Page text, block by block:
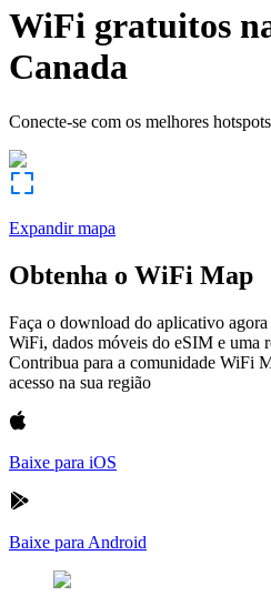
WiFi gratuitos
Canada
Conecte-se com os melhores
Expandir mapa
Obtenha o WiFi Map
Faça o download do aplicativo agora
WiFi, dados móveis do eSIM e uma
Contribua para a comunidade WiFi
acesso na sua região
Baixe para iOS
Baixe para Android